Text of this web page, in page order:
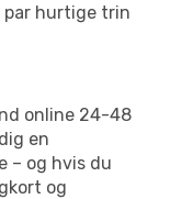
hurtige trin
online 24-48
en
– og hvis du
og